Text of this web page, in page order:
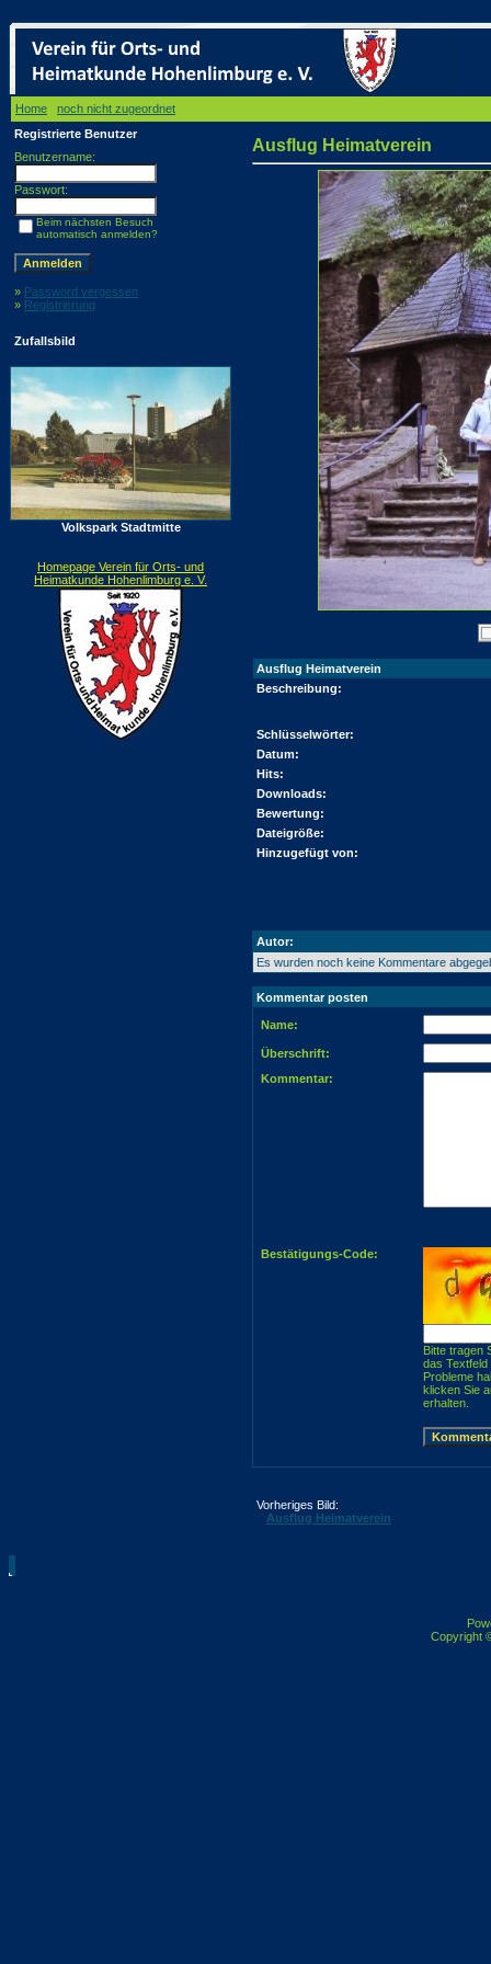
Home noch nicht zugeordnet
Registrierte Benutzer
Benutzername:
Passwort:
Beim nächsten Besuch
automatisch anmelden?
» Password vergessen
» Registrierung
Zufallsbild
Volkspark Stadtmitte
Homepage Verein für Orts- und
Heimatkunde Hohenlimburg e. V.
Ausflug Heimatverein
Ausflug Heimatverein
Beschreibung:
Schlüsselwörter:
Datum:
Hits:
Downloads:
Bewertung:
Dateigröße:
Hinzugefügt von:
Autor:
Es wurden noch keine Kommentare
Kommentar posten
Name:
Überschrift:
Kommentar:
Bestätigungs-Code:
Bitte tragen
das Textfeld
Probleme
klicken Sie
erhalten.
Vorheriges Bild:
Ausflug Heimatverein
Copyright